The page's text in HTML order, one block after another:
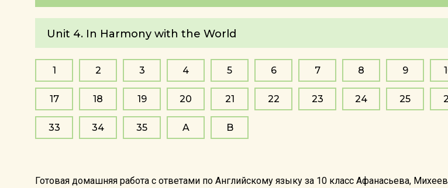
Unit 4. In Harmony with the World
1 2 3 4 5 6 7 8 9
17 18 19 20 21 22 23 24 25
33 34 35 A B
Готовая домашняя работа с ответами по Английскому языку за 10 класс Афанасьева,